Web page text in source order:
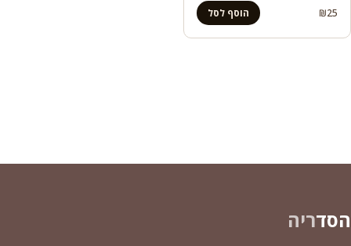
₪25 הוסף לסל
הסדריה